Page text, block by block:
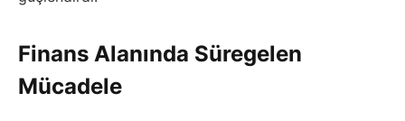
Finans Alanında Süregelen
Mücadele